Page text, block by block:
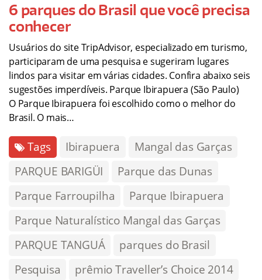
6 parques do Brasil que você precisa
conhecer
Usuários do site TripAdvisor, especializado em turismo,
participaram de uma pesquisa e sugeriram lugares
lindos para visitar em várias cidades. Confira abaixo seis
sugestões imperdíveis. Parque Ibirapuera (São Paulo)
O Parque Ibirapuera foi escolhido como o melhor do
Brasil. O mais…
Tags Ibirapuera
Mangal das Garças
PARQUE BARIGÜI
Parque das Dunas
Parque Farroupilha
Parque Ibirapuera
Parque Naturalístico Mangal das Garças
PARQUE TANGUÁ
parques do Brasil
Pesquisa
prêmio Traveller’s Choice 2014